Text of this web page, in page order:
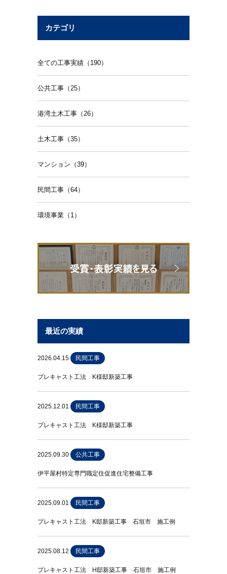
カテゴリ
全ての工事実績（190）
公共工事（25）
港湾土木工事（26）
土木工事（35）
マンション（39）
民間工事（64）
環境事業（1）
最近の実績
2026.04.15 民間工事
プレキャスト工法 K様邸新築工事
2025.12.01 民間工事
プレキャスト工法 K様邸新築工事
2025.09.30 公共工事
伊平屋村特定専門職定住促進住宅整備工事
2025.09.01 民間工事
プレキャスト工法 K邸新築工事 石垣市 施工例
2025.08.12 民間工事
プレキャスト工法 H邸新築工事 石垣市 施工例